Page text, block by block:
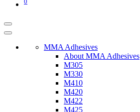
MMA Adhesives
About MMA Adhesives
M305
M330
M410
M420
M422
M425